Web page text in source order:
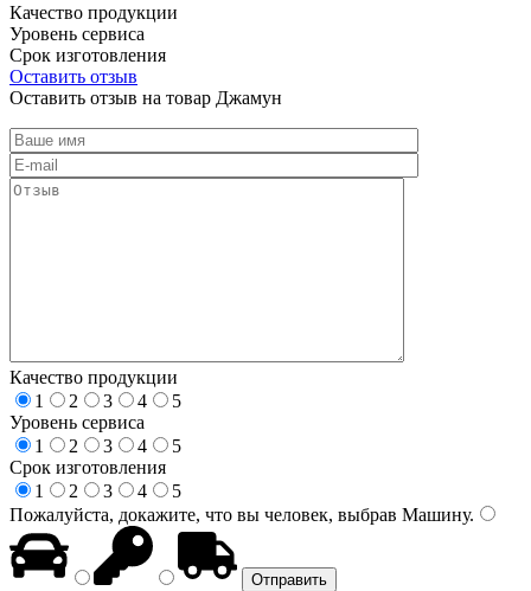
Качество продукции
Уровень сервиса
Срок изготовления
Оставить отзыв
Оставить отзыв на товар Джамун
Качество продукции
1
2 3 4
5
Уровень сервиса
1
2 3 4
5
Срок изготовления
1
2 3 4
5
Пожалуйста, докажите, что вы человек, выбрав Машину.